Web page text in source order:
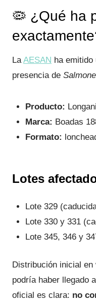
🦠 ¿Qué ha
LaAESAN ha emitido
presencia de
Producto:
Marca: Boadas
Formato:
Lotes
Lote 329
Lote 330 y 331
Lote 345, 346 y
Distribución inicial
podría haber llegado
oficial es clara: no